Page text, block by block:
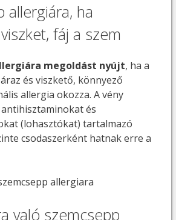
allergiára, ha
fáj a szem
megoldást nyújt, ha a
és viszkető, könnyező
allergia okozza. A vény
és
(lohasztókat) tartalmazó
csodaszerként hatnak erre a
való szemcsepp